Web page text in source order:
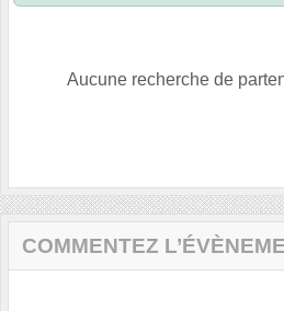
Aucune recherche de
COMMENTEZ